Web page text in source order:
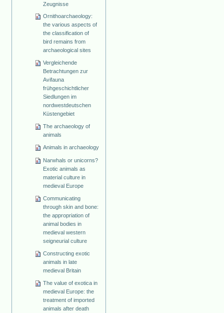
Zeugnisse
Ornithoarchaeology:
the various aspects of
the classification of
bird remains from
archaeological sites
Vergleichende
Betrachtungen zur
Avifauna
frühgeschichtlicher
Siedlungen im
nordwestdeutschen
Küstengebiet
The archaeology of
animals
Animals in archaeology
Narwhals or unicorns?
Exotic animals as
material culture in
medieval Europe
Communicating
through skin and bone:
the appropriation of
animal bodies in
medieval western
seigneurial culture
Constructing exotic
animals in late
medieval Britain
The value of exotica in
medieval Europe: the
treatment of imported
animals after death